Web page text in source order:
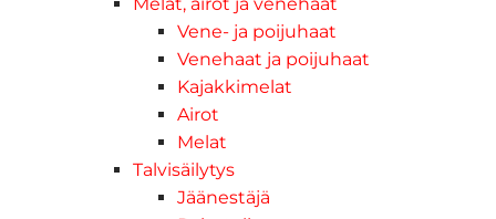
Vene- ja poijuhaat
Venehaat ja poijuhaat
Kajakkimelat
Airot
Melat
Talvisäilytys
Jäänestäjä